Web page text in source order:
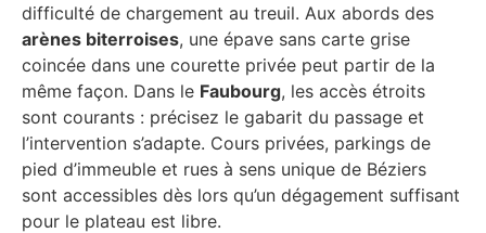
difficulté de chargement au treuil. Aux abords des
arènes biterroises, une épave sans carte grise
coincée dans une courette privée peut partir de la
même façon. Dans le Faubourg, les accès étroits
sont courants : précisez le gabarit du passage et
l’intervention s’adapte. Cours privées, parkings de
pied d’immeuble et rues à sens unique de Béziers
sont accessibles dès lors qu’un dégagement suffisant
pour le plateau est libre.